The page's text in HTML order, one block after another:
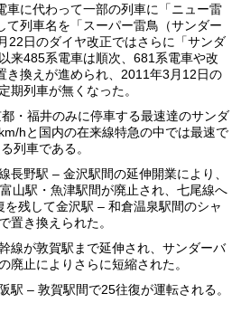
車に代わって一部の列車に「ニュー雷
て列車名を「スーパー雷鳥（サンダー
22日のダイヤ改正ではさらに「サンダ
来485系電車は順次、681系電車や改
き換えが進められ、2011年3月12日の
期列車が無くなった。
・福井のみに停車する最速達のサンダ
hと国内の在来線特急の中では最速で
列車である。
長野駅 – 金沢駅間の延伸開業により、
山駅・魚津駅間が廃止され、七尾線へ
残して金沢駅 – 和倉温泉駅間のシャ
置き換えられた。
線が敦賀駅まで延伸され、サンダーバ
廃止によりさらに短縮された。
駅 – 敦賀駅間で25往復が運転される。